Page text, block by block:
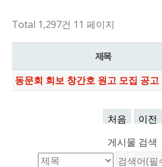
Total 1,297건 11 페이지
제목
동문회 회보 창간호 원고 모집 공고
처음
이전
게시물 검색